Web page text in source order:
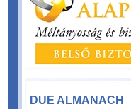
DUE ALMANACH